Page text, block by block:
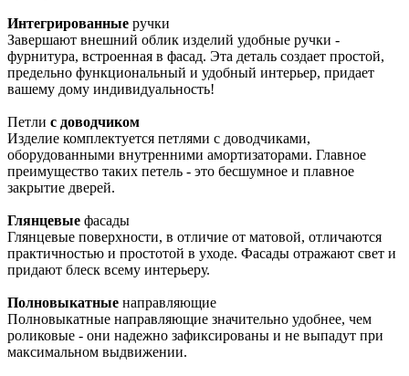
Интегрированные ручки
Завершают внешний облик изделий удобные ручки -
фурнитура, встроенная в фасад. Эта деталь создает простой,
предельно функциональный и удобный интерьер, придает
вашему дому индивидуальность!
Петли с доводчиком
Изделие комплектуется петлями с доводчиками,
оборудованными внутренними амортизаторами. Главное
преимущество таких петель - это бесшумное и плавное
закрытие дверей.
Глянцевые фасады
Глянцевые поверхности, в отличие от матовой, отличаются
практичностью и простотой в уходе. Фасады отражают свет и
придают блеск всему интерьеру.
Полновыкатные направляющие
Полновыкатные направляющие значительно удобнее, чем
роликовые - они надежно зафиксированы и не выпадут при
максимальном выдвижении.